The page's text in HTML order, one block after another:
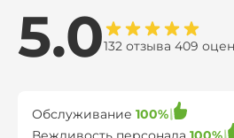
5.0132 отзыва 409
Обслуживание 100%